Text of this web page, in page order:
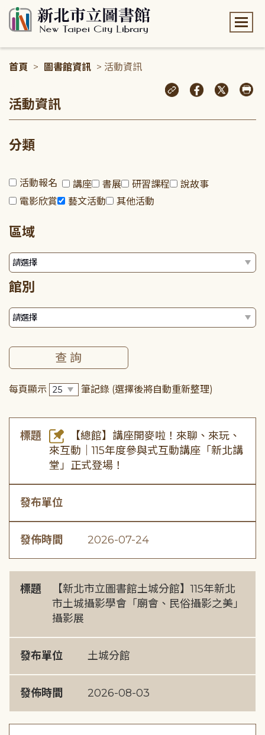
首頁 > 圖書館資訊 > 活動資訊
活動資訊
分類
活動報名 講座 書展 研習課程
說故事
電影欣賞
藝文活動 其他活動
區域
館別
每頁顯示 筆記錄 (選擇後將自動重新整理)
標題
【總館】講座開麥啦！來聊、來玩、
來互動｜115年度參與式互動講座「新北講
堂」正式登場！
發布單位
發佈時間 2026-07-24
標題
【新北市立圖書館土城分館】115年新北
市土城攝影學會「廟會、民俗攝影之美」
攝影展
發布單位 土城分館
發佈時間 2026-08-03